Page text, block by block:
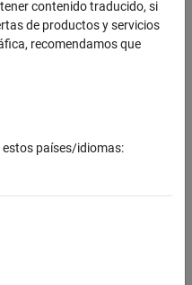
this information?
contenido traducido, si
de productos y servicios
recomendamos que
estos países/idiomas: